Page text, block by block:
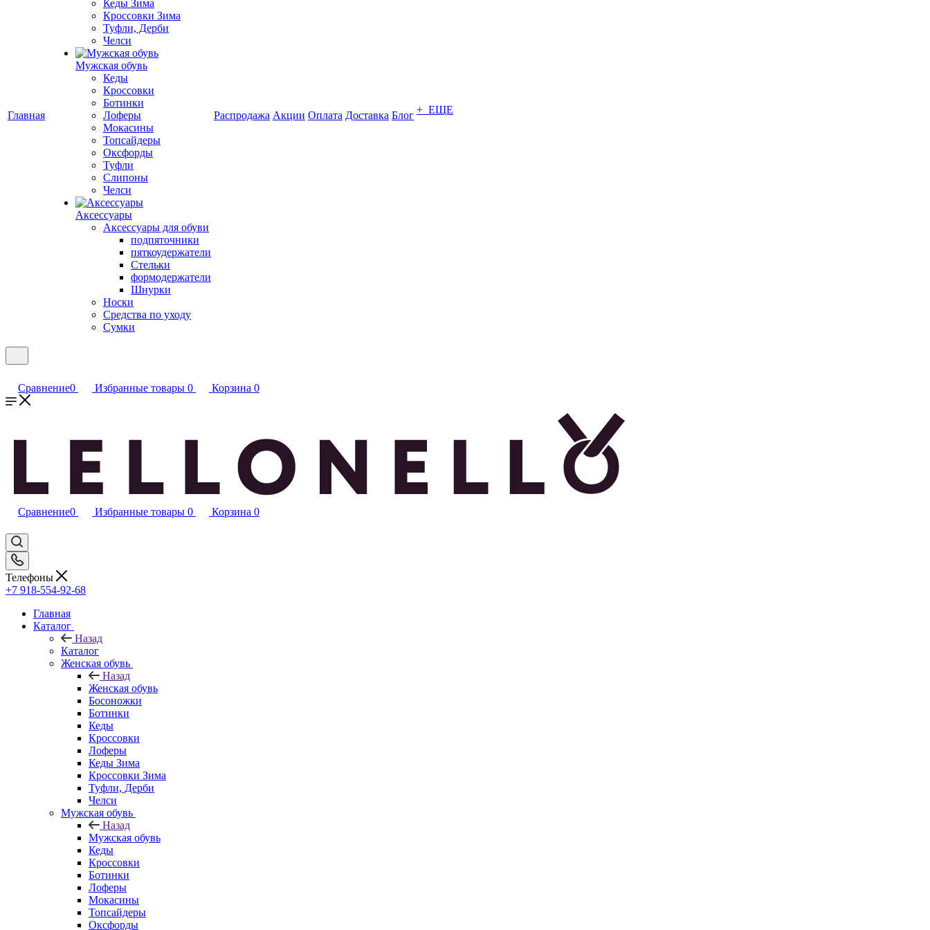
Главная
Кеды Зима
Кроссовки Зима
Туфли, Дерби
Челси
Мужская обувь
Кеды
Кроссовки
Ботинки
Лоферы
Мокасины
Топсайдеры
Оксфорды
Туфли
Слипоны
Челси
Аксессуары
Аксессуары для обуви
подпяточники
пяткоудержатели
Стельки
формодержатели
Шнурки
Носки
Средства по уходу
Сумки
Распродажа Акции Оплата Доставка Блог + ЕЩЕ
Сравнение0 Избранные товары 0 Корзина 0
Сравнение0 Избранные товары 0 Корзина 0
Телефоны
+7 918-554-92-68
Главная
Каталог
Назад
Каталог
Женская обувь
Назад
Женская обувь
Босоножки
Ботинки
Кеды
Кроссовки
Лоферы
Кеды Зима
Кроссовки Зима
Туфли, Дерби
Челси
Мужская обувь
Назад
Мужская обувь
Кеды
Кроссовки
Ботинки
Лоферы
Мокасины
Топсайдеры
Оксфорды